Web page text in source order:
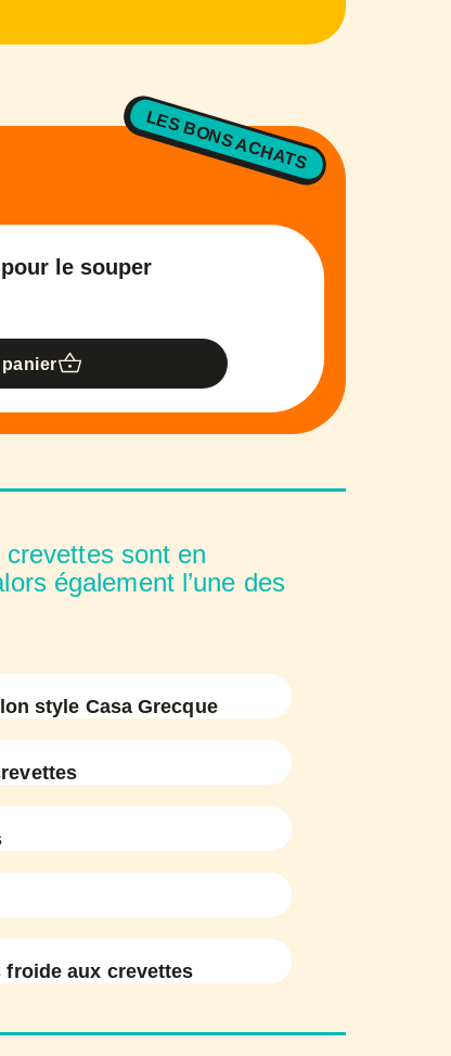
LES BONS ACHATS
le souper
crevettes sont en
également l’une des
style Casa Grecque
froide aux crevettes